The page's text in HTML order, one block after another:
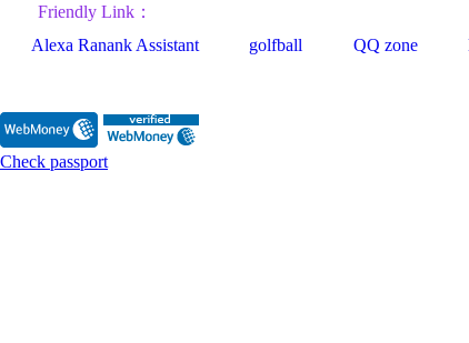
Friendly Link：
Alexa Ranank Assistant
golfball QQ zone
Check passport